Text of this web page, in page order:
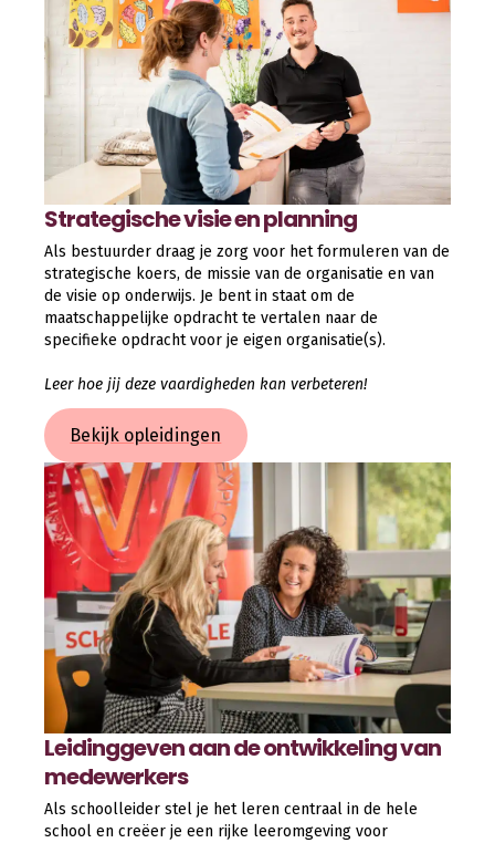
Strategische visie en planning
Als bestuurder draag je zorg voor het formuleren van de
strategische koers, de missie van de organisatie en van
de visie op onderwijs. Je bent in staat om de
maatschappelijke opdracht te vertalen naar de
specifieke opdracht voor je eigen organisatie(s).
Leer hoe jij deze vaardigheden kan verbeteren!
Bekijk opleidingen
Leidinggeven aan de ontwikkeling van
medewerkers
Als schoolleider stel je het leren centraal in de hele
school en creëer je een rijke leeromgeving voor